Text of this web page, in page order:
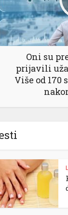
Oni su
prijavili
Više od